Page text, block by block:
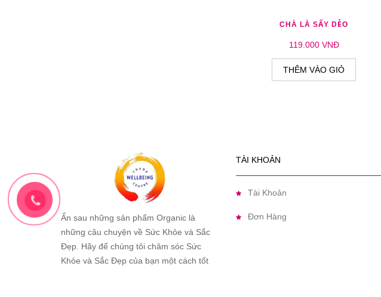
THÊM YÊU THÍCH THÊM SO SÁNH
CHÀ LÀ SẤY DẺO
119.000 VNĐ
THÊM VÀO GIỎ
Ẩn sau những sản phẩm Organic là
những câu chuyện về Sức Khỏe và Sắc
Đẹp. Hãy để chúng tôi chăm sóc Sức
Khỏe và Sắc Đẹp của bạn một cách tốt
TÀI KHOẢN
Tài Khoản
Đơn Hàng